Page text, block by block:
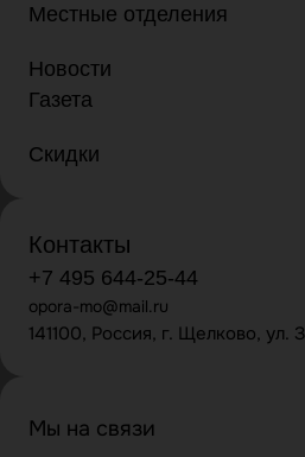
Местные отделения
Новости
Газета
Скидки
Контакты
+7 495 644-25-44
opora-mo@mail.ru
141100, Россия, г. Щелково, ул.
Мы на связи